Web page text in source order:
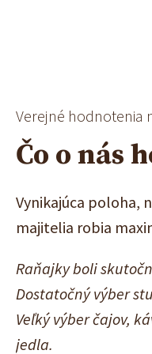
Verejné hodnotenia
Čo o nás
Vynikajúca poloha,
majitelia robia
Raňajky boli
Dostatočný výber
Veľký výber čajov,
jedla.